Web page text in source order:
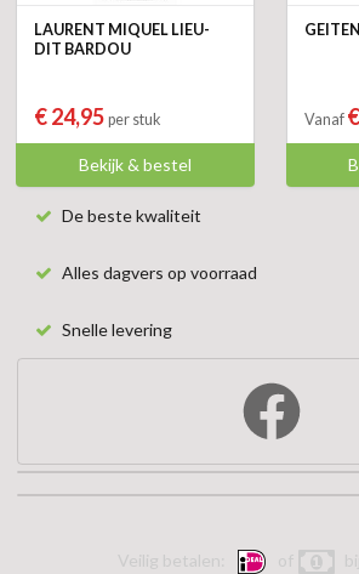
LAURENT MIQUEL LIEU-
DIT BARDOU
€ 24,95 per stuk
Bekijk & bestel
Vanaf
De beste kwaliteit
Alles dagvers op voorraad
Snelle levering
Veilig betalen: of